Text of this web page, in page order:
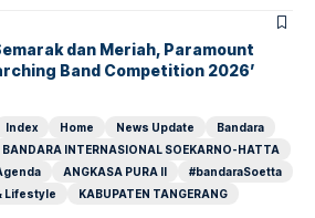
dan Meriah, Paramount
Band Competition 2026’
Index Home News Update
Bandara
BANDARA INTERNASIONAL SOEKARNO-HATTA
ANGKASA PURA II
#bandaraSoetta
Lifestyle KABUPATEN TANGERANG